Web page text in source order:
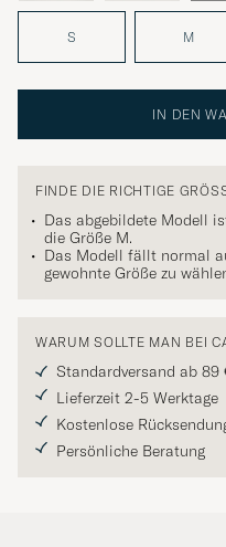
S M
IN DEN
FINDE DIE RICHTIGE
Das abgebildete Modell
die Größe M.
Das Modell fällt normal
gewohnte Größe zu
WARUM SOLLTE MAN BEI
Standardversand ab 89
Lieferzeit 2-5 Werktage
Kostenlose
Persönliche Beratung